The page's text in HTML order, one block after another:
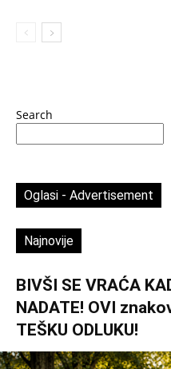
Search
Oglasi - Advertisement
Najnovije
BIVŠI SE VRAĆA
NADATE! OVI
TEŠKU ODLUKU!